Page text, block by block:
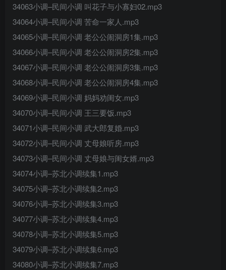
34063小调–民间小调 叫花子与小寡妇02.mp3
34064小调–民间小调 苦命一家人.mp3
34065小调–民间小调 老公公闹洞房1集.mp3
34066小调–民间小调 老公公闹洞房2集.mp3
34067小调–民间小调 老公公闹洞房3集.mp3
34068小调–民间小调 老公公闹洞房4集.mp3
34069小调–民间小调 妈妈劝闺女.mp3
34070小调–民间小调 王三要饭.mp3
34071小调–民间小调 武大郎复婚.mp3
34072小调–民间小调 丈母娘听房.mp3
34073小调–民间小调 丈母娘与闺女婿.mp3
34074小调–苏北小调续集1.mp3
34075小调–苏北小调续集2.mp3
34076小调–苏北小调续集3.mp3
34077小调–苏北小调续集4.mp3
34078小调–苏北小调续集5.mp3
34079小调–苏北小调续集6.mp3
34080小调–苏北小调续集7.mp3